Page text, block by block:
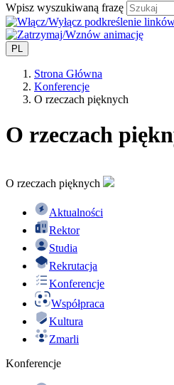
Wpisz wyszukiwaną frazę
PL
Strona Główna
Konferencje
O rzeczach pięknych
O rzeczach
O rzeczach pięknych
Aktualności
Rektor
Studia
Rekrutacja
Konferencje
Współpraca
Kultura
Zmarli
Konferencje